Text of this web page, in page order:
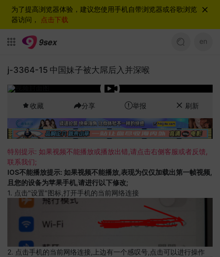
为了提高浏览器体验，建议您使用手机自带浏览器或谷歌浏览
器访问， 点击下载
en
j-3364-15 中国妹子被大屌后入并深喉
收藏 分享 举报 刷新
特别提示: 如果视频不能播放或播放出错,请点击右侧客服或者反馈,
联系我们;
IOS不能播放提示: 如果视频不能播放,表现为仅仅加载出第一帧视频,
且您的设备为苹果手机,请进行以下修改;
1. 点击"设置"图标,打开手机的当前网络连接
2. 点击手机的当前网络连接,上边有一个感叹号,点击可以进行操作